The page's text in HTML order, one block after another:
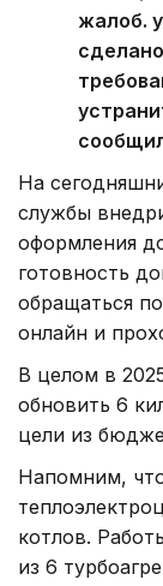
жалоб.
На
службы
оформления
готовность
обращаться
онлайн и
В целом в
обновить 6
цели из
Напомним,
котлов.
из 6